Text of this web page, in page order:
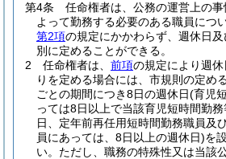
第4条
任命権者は、公務の運営上の
よって勤務する必要のある職員につい
第2項の規定にかかわらず、週休日
別に定めることができる。
2
任命権者は、 前項の規定により週
りを定める場合には、市規則の定め
ごとの期間につき8日の週休日(育児
っては8日以上で当該育児短時間勤
日、定年前再任用短時間勤務職員及
員にあっては、8日以上の週休日)を
い。 ただし、職務の特殊性又は当該